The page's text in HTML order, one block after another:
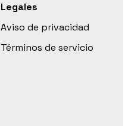
Legales
Aviso de privacidad
Términos de servicio